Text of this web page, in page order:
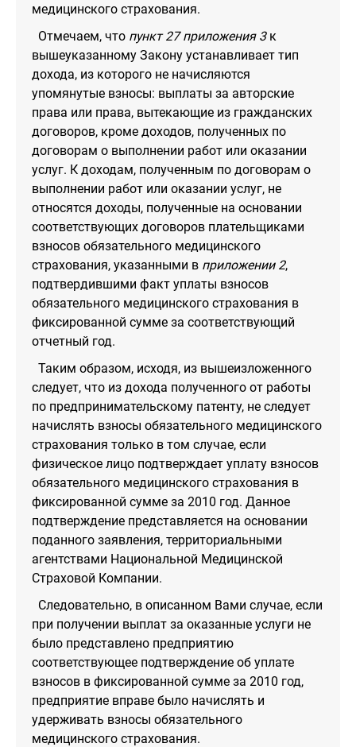
медицинского страхования.
Отмечаем, что пункт 27 приложения 3к
вышеуказанному Закону устанавливает тип
дохода, из которого не начисляются
упомянутые взносы: выплаты за авторские
права или права, вытекающие из гражданских
договоров, кроме доходов, полученных по
договорам о выполнении работ или оказании
услуг. К доходам, полученным по договорам о
выполнении работ или оказании услуг, не
относятся доходы, полученные на основании
соответствующих договоров плательщиками
взносов обязательного медицинского
страхования, указанными в приложении 2,
подтвердившими факт уплаты взносов
обязательного медицинского страхования в
фиксированной сумме за соответствующий
отчетный год.
Таким образом, исходя, из вышеизложенного
следует, что из дохода полученного от работы
по предпринимательскому патенту, не следует
начислять взносы обязательного медицинского
страхования только в том случае, если
физическое лицо подтверждает уплату взносов
обязательного медицинского страхования в
фиксированной сумме за 2010 год. Данное
подтверждение представляется на основании
поданного заявления, территориальными
агентствами Национальной Медицинской
Страховой Компании.
Следовательно, в описанном Вами случае, если
при получении выплат за оказанные услуги не
было представлено предприятию
соответствующее подтверждение об уплате
взносов в фиксированной сумме за 2010 год,
предприятие вправе было начислять и
удерживать взносы обязательного
медицинского страхования.